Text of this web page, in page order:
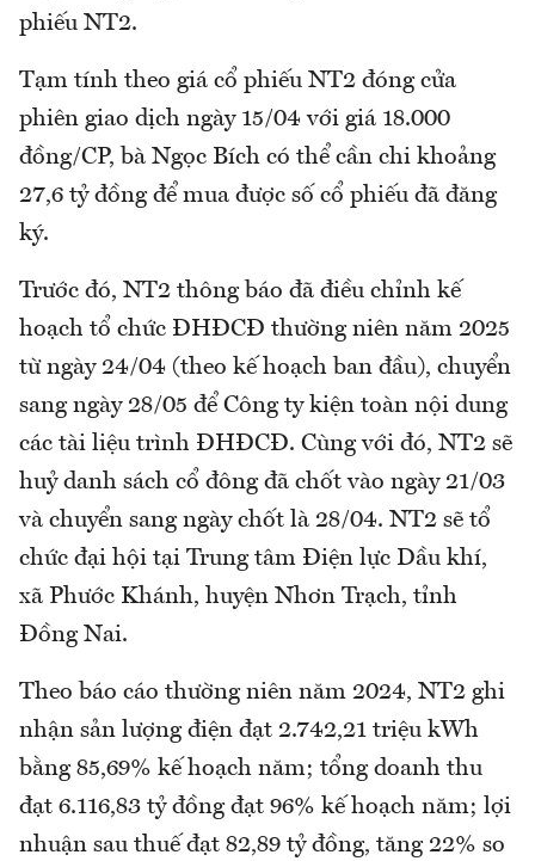
phiếu NT2.
Tạm tính theo giá cổ phiếu NT2 đóng cửa
phiên giao dịch ngày 15/04 với giá 18.000
đồng/CP, bà Ngọc Bích có thể cần chi khoảng
27,6 tỷ đồng để mua được số cổ phiếu đã đăng
ký.
Trước đó, NT2 thông báo đã điều chỉnh kế
hoạch tổ chức ĐHĐCĐ thường niên năm 2025
từ ngày 24/04 (theo kế hoạch ban đầu), chuyển
sang ngày 28/05 để Công ty kiện toàn nội dung
các tài liệu trình ĐHĐCĐ. Cùng với đó, NT2 sẽ
huỷ danh sách cổ đông đã chốt vào ngày 21/03
và chuyển sang ngày chốt là 28/04. NT2 sẽ tổ
chức đại hội tại Trung tâm Điện lực Dầu khí,
xã Phước Khánh, huyện Nhơn Trạch, tỉnh
Đồng Nai.
Theo báo cáo thường niên năm 2024, NT2 ghi
nhận sản lượng điện đạt 2.742,21 triệu kWh
bằng 85,69% kế hoạch năm; tổng doanh thu
đạt 6.116,83 tỷ đồng đạt 96% kế hoạch năm; lợi
nhuận sau thuế đạt 82,89 tỷ đồng, tăng 22% so